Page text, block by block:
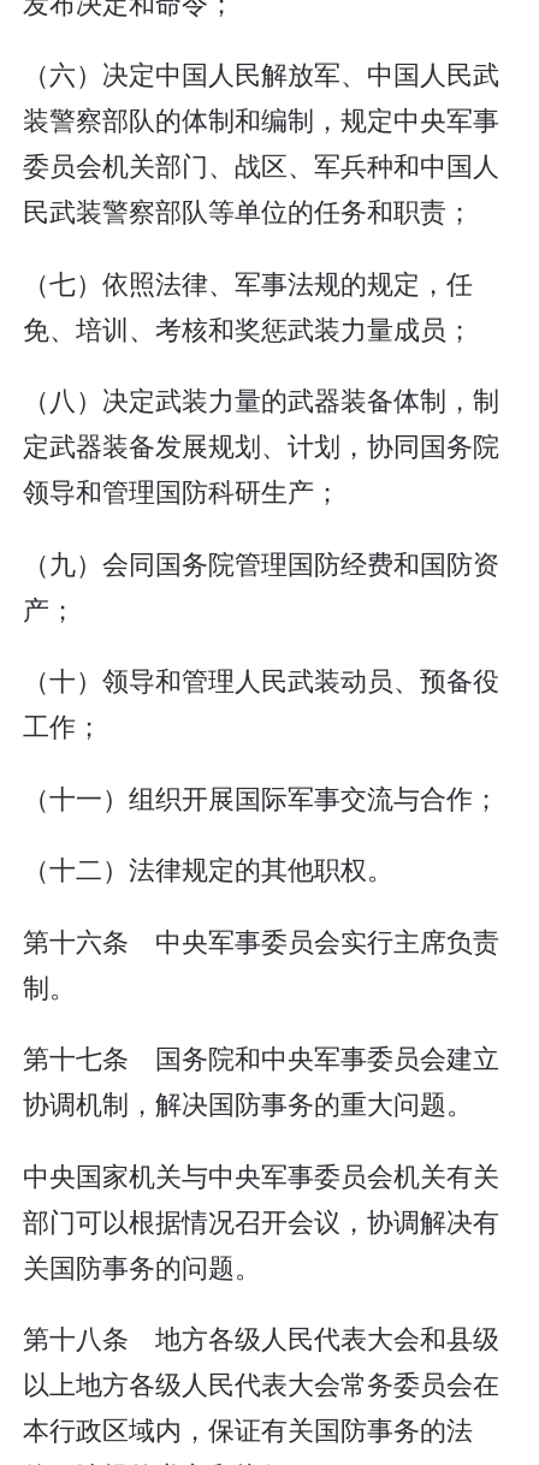
（六）决定中国人民解放军、中国人民武
装警察部队的体制和编制，规定中央军事
委员会机关部门、战区、军兵种和中国人
民武装警察部队等单位的任务和职责；
（七）依照法律、军事法规的规定，任
免、培训、考核和奖惩武装力量成员；
（八）决定武装力量的武器装备体制，制
定武器装备发展规划、计划，协同国务院
领导和管理国防科研生产；
（九）会同国务院管理国防经费和国防资
产；
（十）领导和管理人民武装动员、预备役
工作；
（十一）组织开展国际军事交流与合作；
（十二）法律规定的其他职权。
第十六条 中央军事委员会实行主席负责
制。
第十七条 国务院和中央军事委员会建立
协调机制，解决国防事务的重大问题。
中央国家机关与中央军事委员会机关有关
部门可以根据情况召开会议，协调解决有
关国防事务的问题。
第十八条 地方各级人民代表大会和县级
以上地方各级人民代表大会常务委员会在
本行政区域内，保证有关国防事务的法